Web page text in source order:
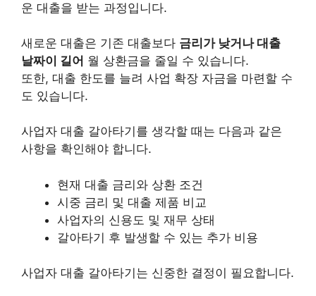
운 대출을 받는 과정입니다.
새로운 대출은 기존 대출보다 금리가 낮거나 대출
날짜이 길어 월 상환금을 줄일 수 있습니다.
또한, 대출 한도를 늘려 사업 확장 자금을 마련할 수
도 있습니다.
사업자 대출 갈아타기를 생각할 때는 다음과 같은
사항을 확인해야 합니다.
현재 대출 금리와 상환 조건
시중 금리 및 대출 제품 비교
사업자의 신용도 및 재무 상태
갈아타기 후 발생할 수 있는 추가 비용
사업자 대출 갈아타기는 신중한 결정이 필요합니다.